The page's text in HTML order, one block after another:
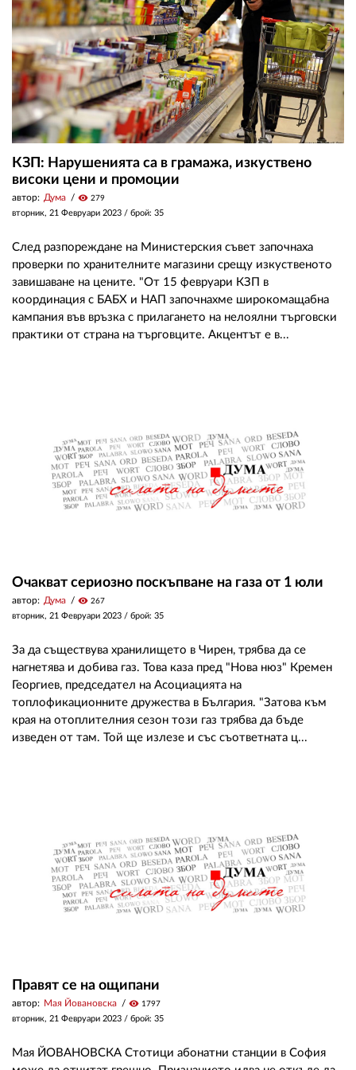
КЗП: Нарушенията са в грамажа, изкуствено
високи цени и промоции
автор: Дума visibility 279
вторник, 21 Февруари 2023 / брой: 35
След разпореждане на Министерския съвет започнаха
проверки по хранителните магазини срещу изкуственото
завишаване на цените. "От 15 февруари КЗП в
координация с БАБХ и НАП започнахме широкомащабна
кампания във връзка с прилагането на нелоялни търговски
практики от страна на търговците. Акцентът е в...
Очакват сериозно поскъпване на газа от 1 юли
автор: Дума visibility 267
вторник, 21 Февруари 2023 / брой: 35
За да съществува хранилището в Чирен, трябва да се
нагнетява и добива газ. Това каза пред "Нова нюз" Кремен
Георгиев, председател на Асоциацията на
топлофикационните дружества в България. "Затова към
края на отоплителния сезон този газ трябва да бъде
изведен от там. Той ще излезе и със съответната ц...
Правят се на ощипани
автор: Мая Йовановска visibility 1797
вторник, 21 Февруари 2023 / брой: 35
Мая ЙОВАНОВСКА Стотици абонатни станции в София